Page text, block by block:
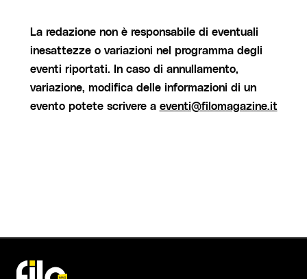
La redazione non è responsabile di eventuali
inesattezze o variazioni nel programma degli
eventi riportati. In caso di annullamento,
variazione, modifica delle informazioni di un
evento potete scrivere a eventi@filomagazine.it